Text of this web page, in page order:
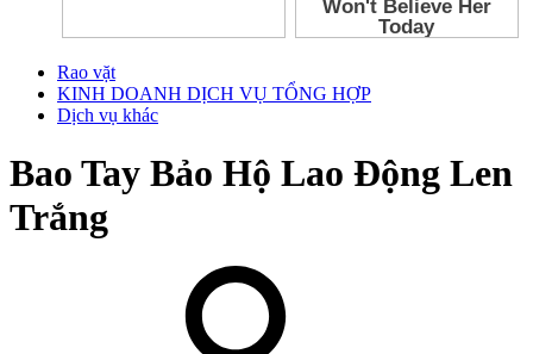
Rao vặt
KINH DOANH DỊCH VỤ TỔNG HỢP
Dịch vụ khác
Bao Tay Bảo Hộ Lao Động Len
Trắng